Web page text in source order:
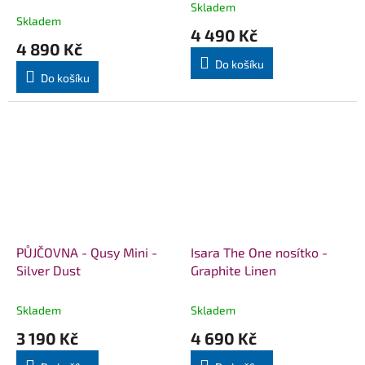
Skladem
4 890 Kč
Do košíku
Průměrné
produktu
5,0
5
Skladem
4 490 Kč
Do košíku
PŮJČOVNA - Qusy Mini -
Silver Dust
Skladem
3 190 Kč
Isara The One nosítko -
Graphite Linen
Skladem
4 690 Kč